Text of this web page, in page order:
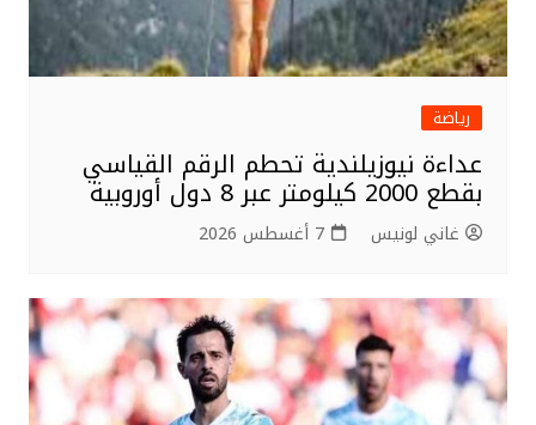
رياضة
عداءة نيوزيلندية تحطم الرقم القياسي
بقطع 2000 كيلومتر عبر 8 دول أوروبية
غاني لونيس 7 أغسطس 2026